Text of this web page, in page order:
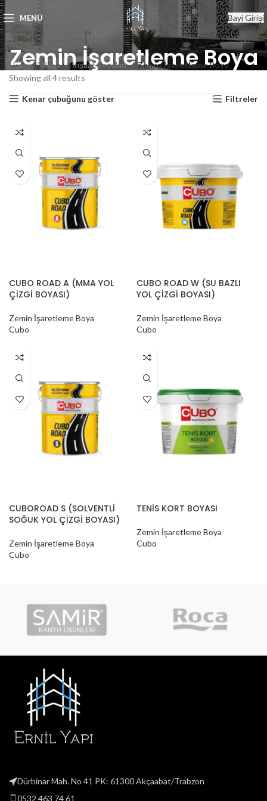
MENÜ Bayi Girişi
Zemin İşaretleme Boya
Home Boya İnşaat Boyaları
Zemin İşaretleme Boya
Showing all 4 results
Kenar çubuğunu göster Filtreler
CUBO ROAD A (MMA YOL
ÇİZGİ BOYASI)
Zemin İşaretleme Boya
Cubo
CUBO ROAD W (SU BAZLI
YOL ÇİZGİ BOYASI)
Zemin İşaretleme Boya
Cubo
CUBOROAD S (SOLVENTLİ
SOĞUK YOL ÇİZGİ BOYASI)
Zemin İşaretleme Boya
Cubo
TENİS KORT BOYASI
Zemin İşaretleme Boya
Cubo
Dürbinar Mah. No 41 PK: 61300 Akçaabat/Trabzon
0532 463 74 61